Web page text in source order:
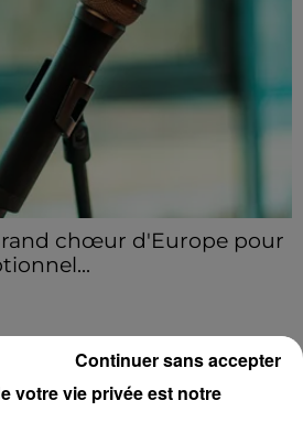
chœur d'Europe pour
votre vie privée est notre
Continuer sans accepter